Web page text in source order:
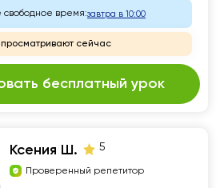
время:завтра в 10:00
просматривают сейчас
бесплатный урок
Ксения Ш. 5
Проверенный репетитор